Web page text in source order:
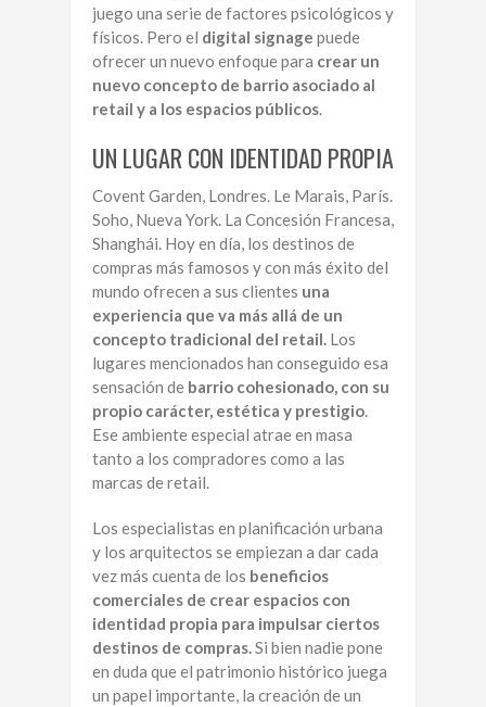
juego una serie de factores psicológicos y
físicos. Pero el digital signage puede
ofrecer un nuevo enfoque para crear un
nuevo concepto de barrio asociado al
retail y a los espacios públicos
UN LUGAR CON IDENTIDAD PROPIA
Covent Garden, Londres. Le Marais, París.
Soho, Nueva York. La Concesión Francesa,
Shanghái. Hoy en día, los destinos de
compras más famosos y con más éxito del
mundo ofrecen a sus clientes una
experiencia que va más allá de un
concepto tradicional del retail. Los
lugares mencionados han conseguido esa
sensación de barrio cohesionado, con su
propio carácter, estética y prestigio
Ese ambiente especial atrae en masa
tanto a los compradores como a las
marcas de retail.
Los especialistas en planificación urbana
y los arquitectos se empiezan a dar cada
vez más cuenta de los beneficios
comerciales de crear espacios con
identidad propia para impulsar ciertos
destinos de compras. Si bien nadie pone
en duda que el patrimonio histórico juega
un papel importante, la creación de un